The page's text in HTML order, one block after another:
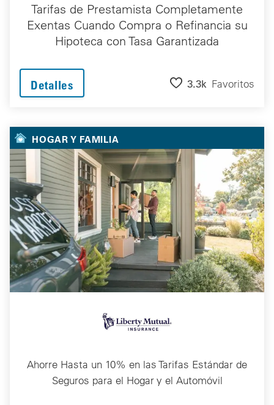
Tarifas de Prestamista Completamente
Exentas Cuando Compra o Refinancia su
Hipoteca con Tasa Garantizada
Detalles 3.3k Favoritos
HOGAR Y FAMILIA
Ahorre Hasta un 10% en las Tarifas Estándar de
Seguros para el Hogar y el Automóvil